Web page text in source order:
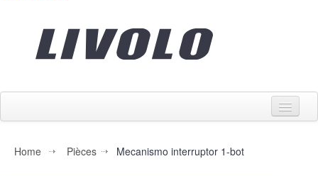
Interruptores
Home Pièces Mecanismo interruptor 1-bot